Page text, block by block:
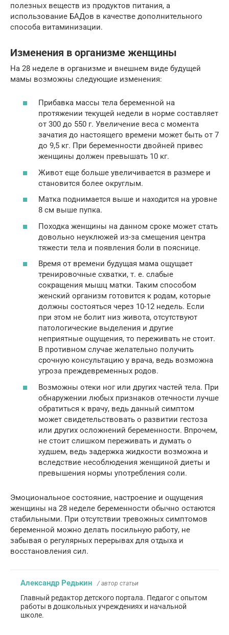
полезных веществ из продуктов питания, а
использование БАДов в качестве дополнительного
способа витаминизации.
Изменения в организме женщины
На 28 неделе в организме и внешнем виде будущей
мамы возможны следующие изменения:
Прибавка массы тела беременной на
протяжении текущей недели в норме составляет
от 300 до 550 г. Увеличение веса с момента
зачатия до настоящего времени может быть от 7
до 9,5 кг. При беременности двойней привес
женщины должен превышать 10 кг.
Живот еще больше увеличивается в размере и
становится более округлым.
Матка поднимается выше и находится на уровне
8 см выше пупка.
Походка женщины на данном сроке может стать
довольно неуклюжей из-за смещения центра
тяжести тела и появления боли в пояснице.
Время от времени будущая мама ощущает
тренировочные схватки, т. е. слабые
сокращения мышц матки. Таким способом
женский организм готовится к родам, которые
должны состояться через 10-12 недель. Если
при этом не болит низ живота, отсутствуют
патологические выделения и другие
неприятные ощущения, то переживать не стоит.
В противном случае желательно получить
срочную консультацию у врача, ведь возможна
угроза преждевременных родов.
Возможны отеки ног или других частей тела. При
обнаружении любых признаков отечности лучше
обратиться к врачу, ведь данный симптом
может свидетельствовать о развитии гестоза
или других осложнений беременности. Впрочем,
не стоит слишком переживать и думать о
худшем, ведь задержка жидкости возможна и
вследствие несоблюдения женщиной диеты и
превышения нормы употребления соли.
Эмоциональное состояние, настроение и ощущения
женщины на 28 неделе беременности обычно остаются
стабильными. При отсутствии тревожных симптомов
беременной можно делать посильную работу, не
забывая о регулярных перерывах для отдыха и
восстановления сил.
Александр Редькин / автор статьи
Главный редактор детского портала. Педагог с опытом
работы в дошкольных учреждениях и начальной
школе.